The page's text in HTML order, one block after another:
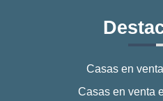
Casas en
Casas en venta